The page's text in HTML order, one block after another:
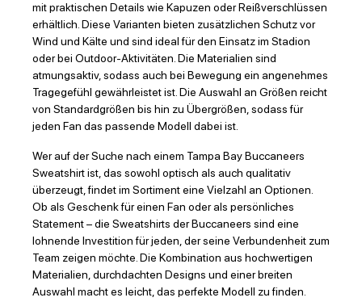
mit praktischen Details wie Kapuzen oder Reißverschlüssen
erhältlich. Diese Varianten bieten zusätzlichen Schutz vor
Wind und Kälte und sind ideal für den Einsatz im Stadion
oder bei Outdoor-Aktivitäten. Die Materialien sind
atmungsaktiv, sodass auch bei Bewegung ein angenehmes
Tragegefühl gewährleistet ist. Die Auswahl an Größen reicht
von Standardgrößen bis hin zu Übergrößen, sodass für
jeden Fan das passende Modell dabei ist.
Wer auf der Suche nach einem Tampa Bay Buccaneers
Sweatshirt ist, das sowohl optisch als auch qualitativ
überzeugt, findet im Sortiment eine Vielzahl an Optionen.
Ob als Geschenk für einen Fan oder als persönliches
Statement – die Sweatshirts der Buccaneers sind eine
lohnende Investition für jeden, der seine Verbundenheit zum
Team zeigen möchte. Die Kombination aus hochwertigen
Materialien, durchdachten Designs und einer breiten
Auswahl macht es leicht, das perfekte Modell zu finden.